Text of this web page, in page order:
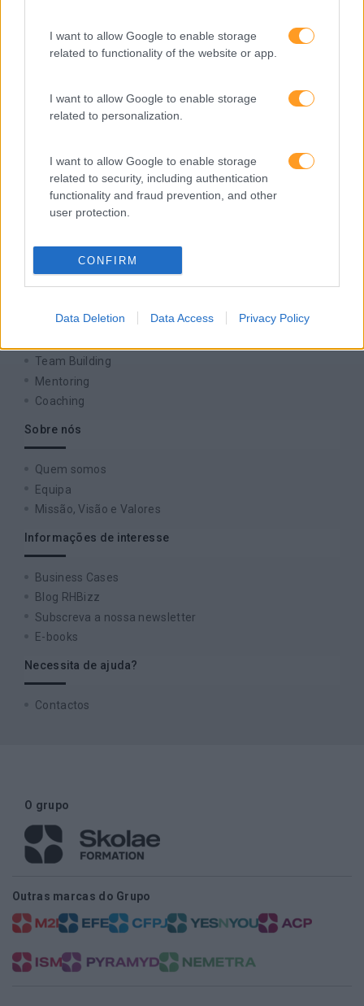
I want to allow Google to enable storage
related to functionality of the website or app.
I want to allow Google to enable storage
related to personalization.
I want to allow Google to enable storage
related to security, including authentication
functionality and fraud prevention, and other
user protection.
CONFIRM
Data Deletion Data Access Privacy Policy
SKOLAE Formação
empresa europeia multiespecializada no desenvolvimento
de competências e soluções de aprendizagem. Estamos
Consultoria
Team Building
Mentoring
Coaching
Sobre nós
Quem somos
Equipa
Missão, Visão e Valores
Informações de interesse
Business Cases
Blog RHBizz
Subscreva a nossa newsletter
E-books
Necessita de ajuda?
Contactos
O grupo
Outras marcas do Grupo